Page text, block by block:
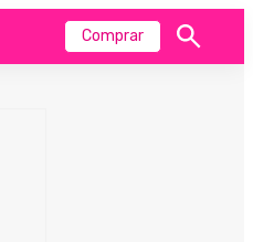
Comprar
Mostrar